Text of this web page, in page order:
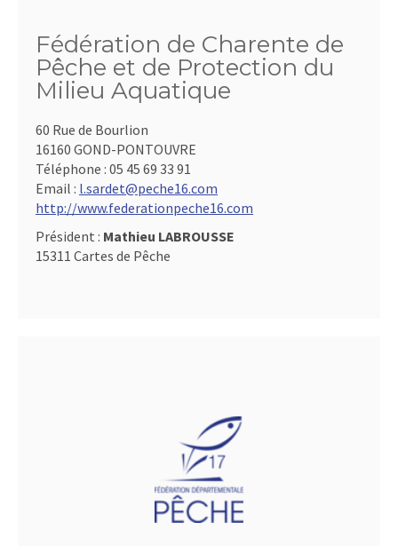
Fédération de Charente de
Pêche et de Protection du
Milieu Aquatique
60 Rue de Bourlion
16160 GOND-PONTOUVRE
Téléphone : 05 45 69 33 91
Email : l.sardet@peche16.com
http://www.federationpeche16.com
Président : Mathieu LABROUSSE
15311 Cartes de Pêche